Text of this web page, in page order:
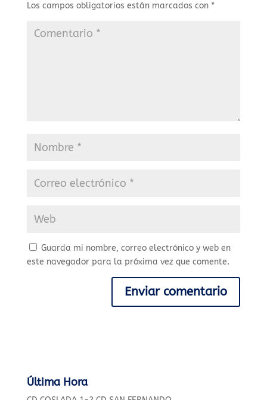
Los campos obligatorios están marcados con *
Guarda mi nombre, correo electrónico y web en
este navegador para la próxima vez que comente.
Última Hora